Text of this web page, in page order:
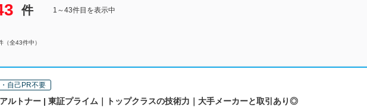
件 1～43件目を表示中
（全43件中）
自己PR不要
ルトナー | 東証プライム｜トップクラスの技術力｜大手メーカーと取引あり◎